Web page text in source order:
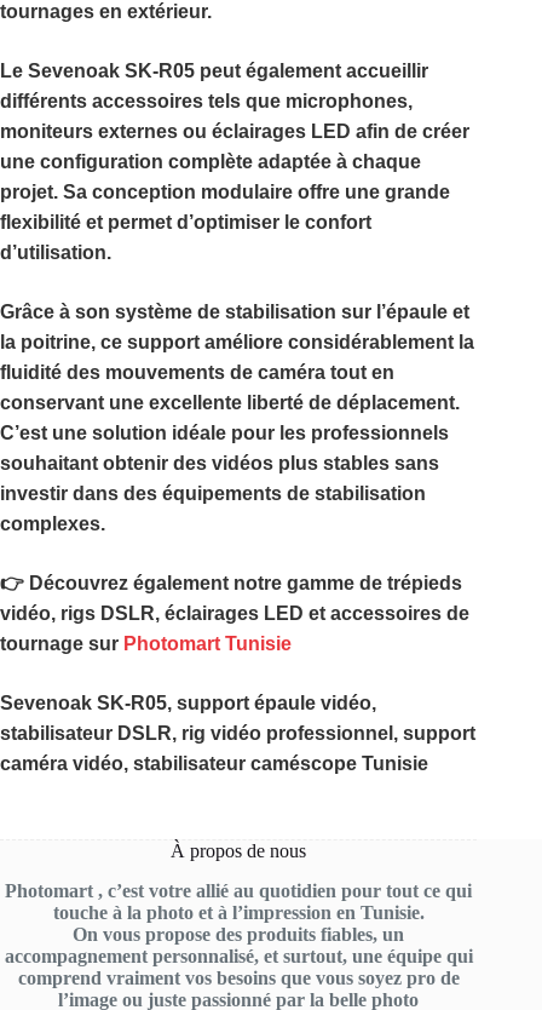
tournages en extérieur.
Le Sevenoak SK-R05 peut également accueillir
différents accessoires tels que microphones,
moniteurs externes ou éclairages LED afin de créer
une configuration complète adaptée à chaque
projet. Sa conception modulaire offre une grande
flexibilité et permet d’optimiser le confort
d’utilisation.
Grâce à son système de stabilisation sur l’épaule et
la poitrine, ce support améliore considérablement la
fluidité des mouvements de caméra tout en
conservant une excellente liberté de déplacement.
C’est une solution idéale pour les professionnels
souhaitant obtenir des vidéos plus stables sans
investir dans des équipements de stabilisation
complexes.
👉 Découvrez également notre gamme de trépieds
vidéo, rigs DSLR, éclairages LED et accessoires de
tournage sur Photomart Tunisie
Sevenoak SK-R05, support épaule vidéo,
stabilisateur DSLR, rig vidéo professionnel, support
caméra vidéo, stabilisateur caméscope Tunisie
À propos de nous
Photomart , c’est votre allié au quotidien pour tout ce qui
touche à la photo et à l’impression en Tunisie.
On vous propose des produits fiables, un
accompagnement personnalisé, et surtout, une équipe qui
comprend vraiment vos besoins que vous soyez pro de
l’image ou juste passionné par la belle photo